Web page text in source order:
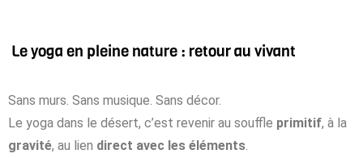
Le yoga en pleine nature : retour au vivant
Sans murs. Sans musique. Sans décor.
Le yoga dans le désert, c’est revenir au souffle primitif, à la
gravité, au lien direct avec les éléments.